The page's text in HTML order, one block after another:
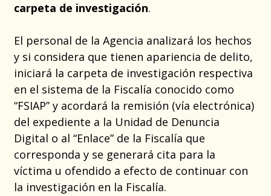
carpeta de investigación.
El personal de la Agencia analizará los hechos
y si considera que tienen apariencia de delito,
iniciará la carpeta de investigación respectiva
en el sistema de la Fiscalía conocido como
“FSIAP” y acordará la remisión (vía electrónica)
del expediente a la Unidad de Denuncia
Digital o al “Enlace” de la Fiscalía que
corresponda y se generará cita para la
víctima u ofendido a efecto de continuar con
la investigación en la Fiscalía.